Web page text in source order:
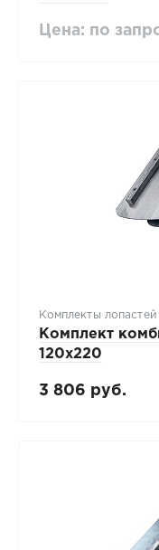
Цена: по
Комплекты
Комплект
120х220
3 806 руб.